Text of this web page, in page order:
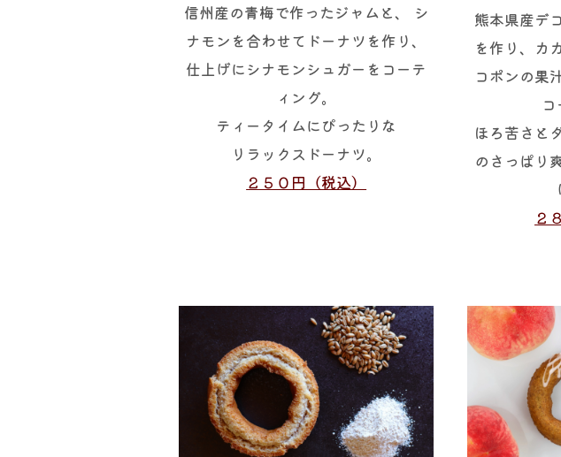
信州産の青梅で作ったジャムと、
シ
ナモンを合わせてドーナツを作り、
仕上げにシナモンシュガーをコーテ
ィング。
ティータイムにぴったりな
リラックスドーナツ。
２５０円（税込）
熊本県産デ
を作り、カ
コポンの果
ほろ苦さと
のさっぱり
２